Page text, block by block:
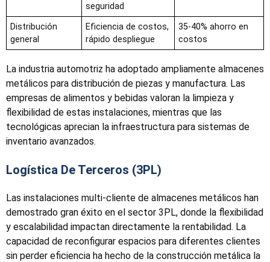
seguridad
Distribución
general
Eficiencia de costos,
rápido despliegue
35-40% ahorro en
costos
La industria automotriz ha adoptado ampliamente almacenes
metálicos para distribución de piezas y manufactura. Las
empresas de alimentos y bebidas valoran la limpieza y
flexibilidad de estas instalaciones, mientras que las
tecnológicas aprecian la infraestructura para sistemas de
inventario avanzados.
Logística De Terceros (3PL)
Las instalaciones multi-cliente de almacenes metálicos han
demostrado gran éxito en el sector 3PL, donde la flexibilidad
y escalabilidad impactan directamente la rentabilidad. La
capacidad de reconfigurar espacios para diferentes clientes
sin perder eficiencia ha hecho de la construcción metálica la